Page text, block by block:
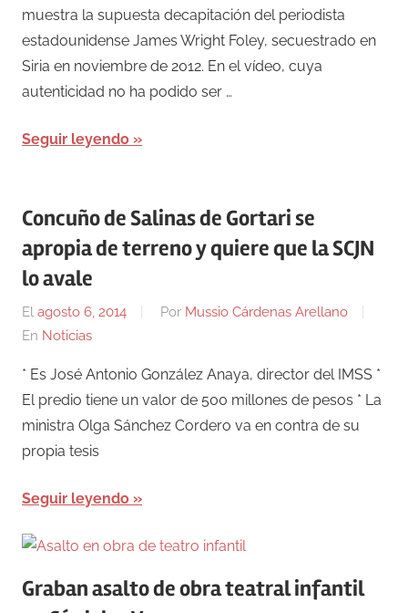
muestra la supuesta decapitación del periodista
estadounidense James Wright Foley, secuestrado en
Siria en noviembre de 2012. En el vídeo, cuya
autenticidad no ha podido ser …
Seguir leyendo
Concuño de Salinas de Gortari se
apropia de terreno y quiere que la SCJN
lo avale
El agosto 6, 2014 Por Mussio Cárdenas Arellano
En Noticias
* Es José Antonio González Anaya, director del IMSS *
El predio tiene un valor de 500 millones de pesos * La
ministra Olga Sánchez Cordero va en contra de su
propia tesis
Seguir leyendo
Graban asalto de obra teatral infantil